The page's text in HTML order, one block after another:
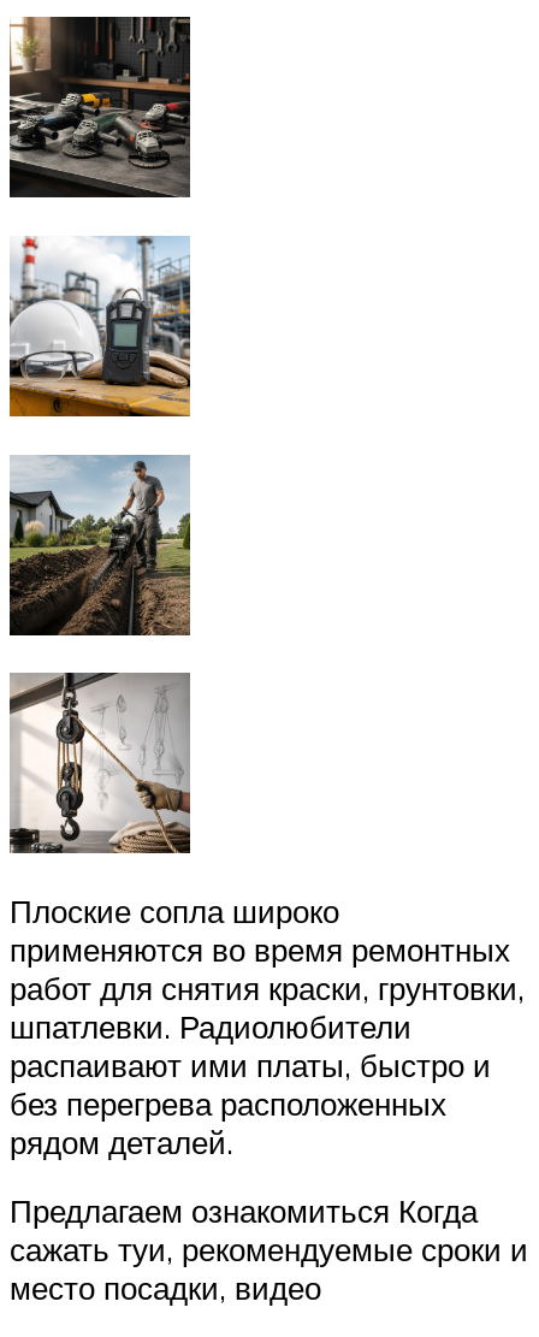
Плоские сопла широко
применяются во время ремонтных
работ для снятия краски, грунтовки,
шпатлевки. Радиолюбители
распаивают ими платы, быстро и
без перегрева расположенных
рядом деталей.
Предлагаем ознакомиться Когда
сажать туи, рекомендуемые сроки и
место посадки, видео